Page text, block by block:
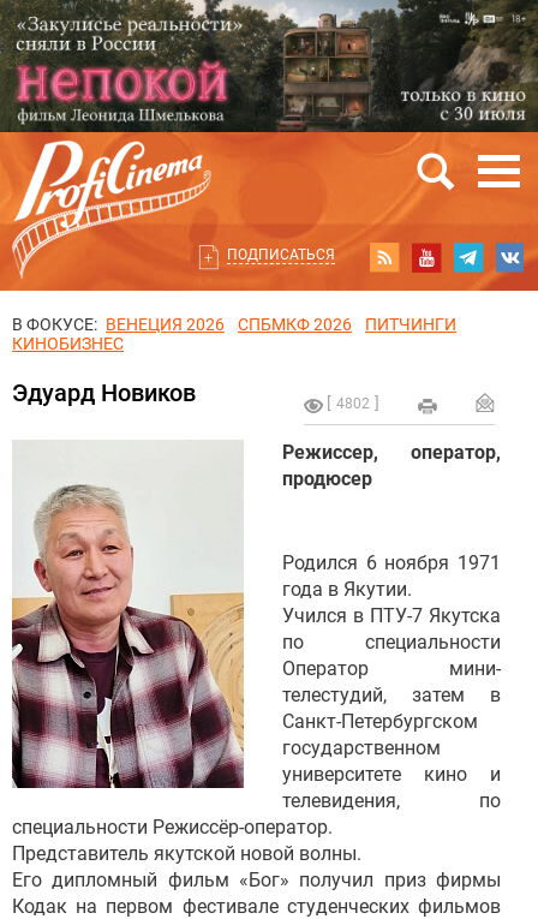
ПОДПИСАТЬСЯ
В ФОКУСЕ: ВЕНЕЦИЯ 2026 СПБМКФ 2026
ПИТЧИНГИ
КИНОБИЗНЕС
4802
Эдуард Новиков
Режиссер, оператор,
продюсер
Родился 6 ноября 1971
года в Якутии.
Учился в ПТУ-7 Якутска
по специальности
Оператор мини-
телестудий, затем в
Санкт-Петербургском
государственном
университете кино и
телевидения, по
специальности Режиссёр-оператор.
Представитель якутской новой волны.
Его дипломный фильм «Бог» получил приз фирмы
Кодак на первом фестивале студенческих фильмов